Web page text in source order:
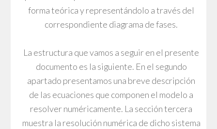
forma teórica y representándolo a través del
correspondiente diagrama de fases.
La estructura que vamos a seguir en el presente
documento es la siguiente. En el segundo
apartado presentamos una breve descripción
de las ecuaciones que componen el modelo a
resolver numéricamente. La sección tercera
muestra la resolución numérica de dicho sistema